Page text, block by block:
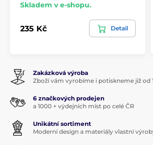
Skladem v e-shopu.
235 Kč Detail
Zakázková výroba
Zboží vám vyrobíme i potiskneme již od
6 značkových prodejen
a 1000 + výdejních míst po celé ČR
Unikátní sortiment
Moderní design a materiály vlastní